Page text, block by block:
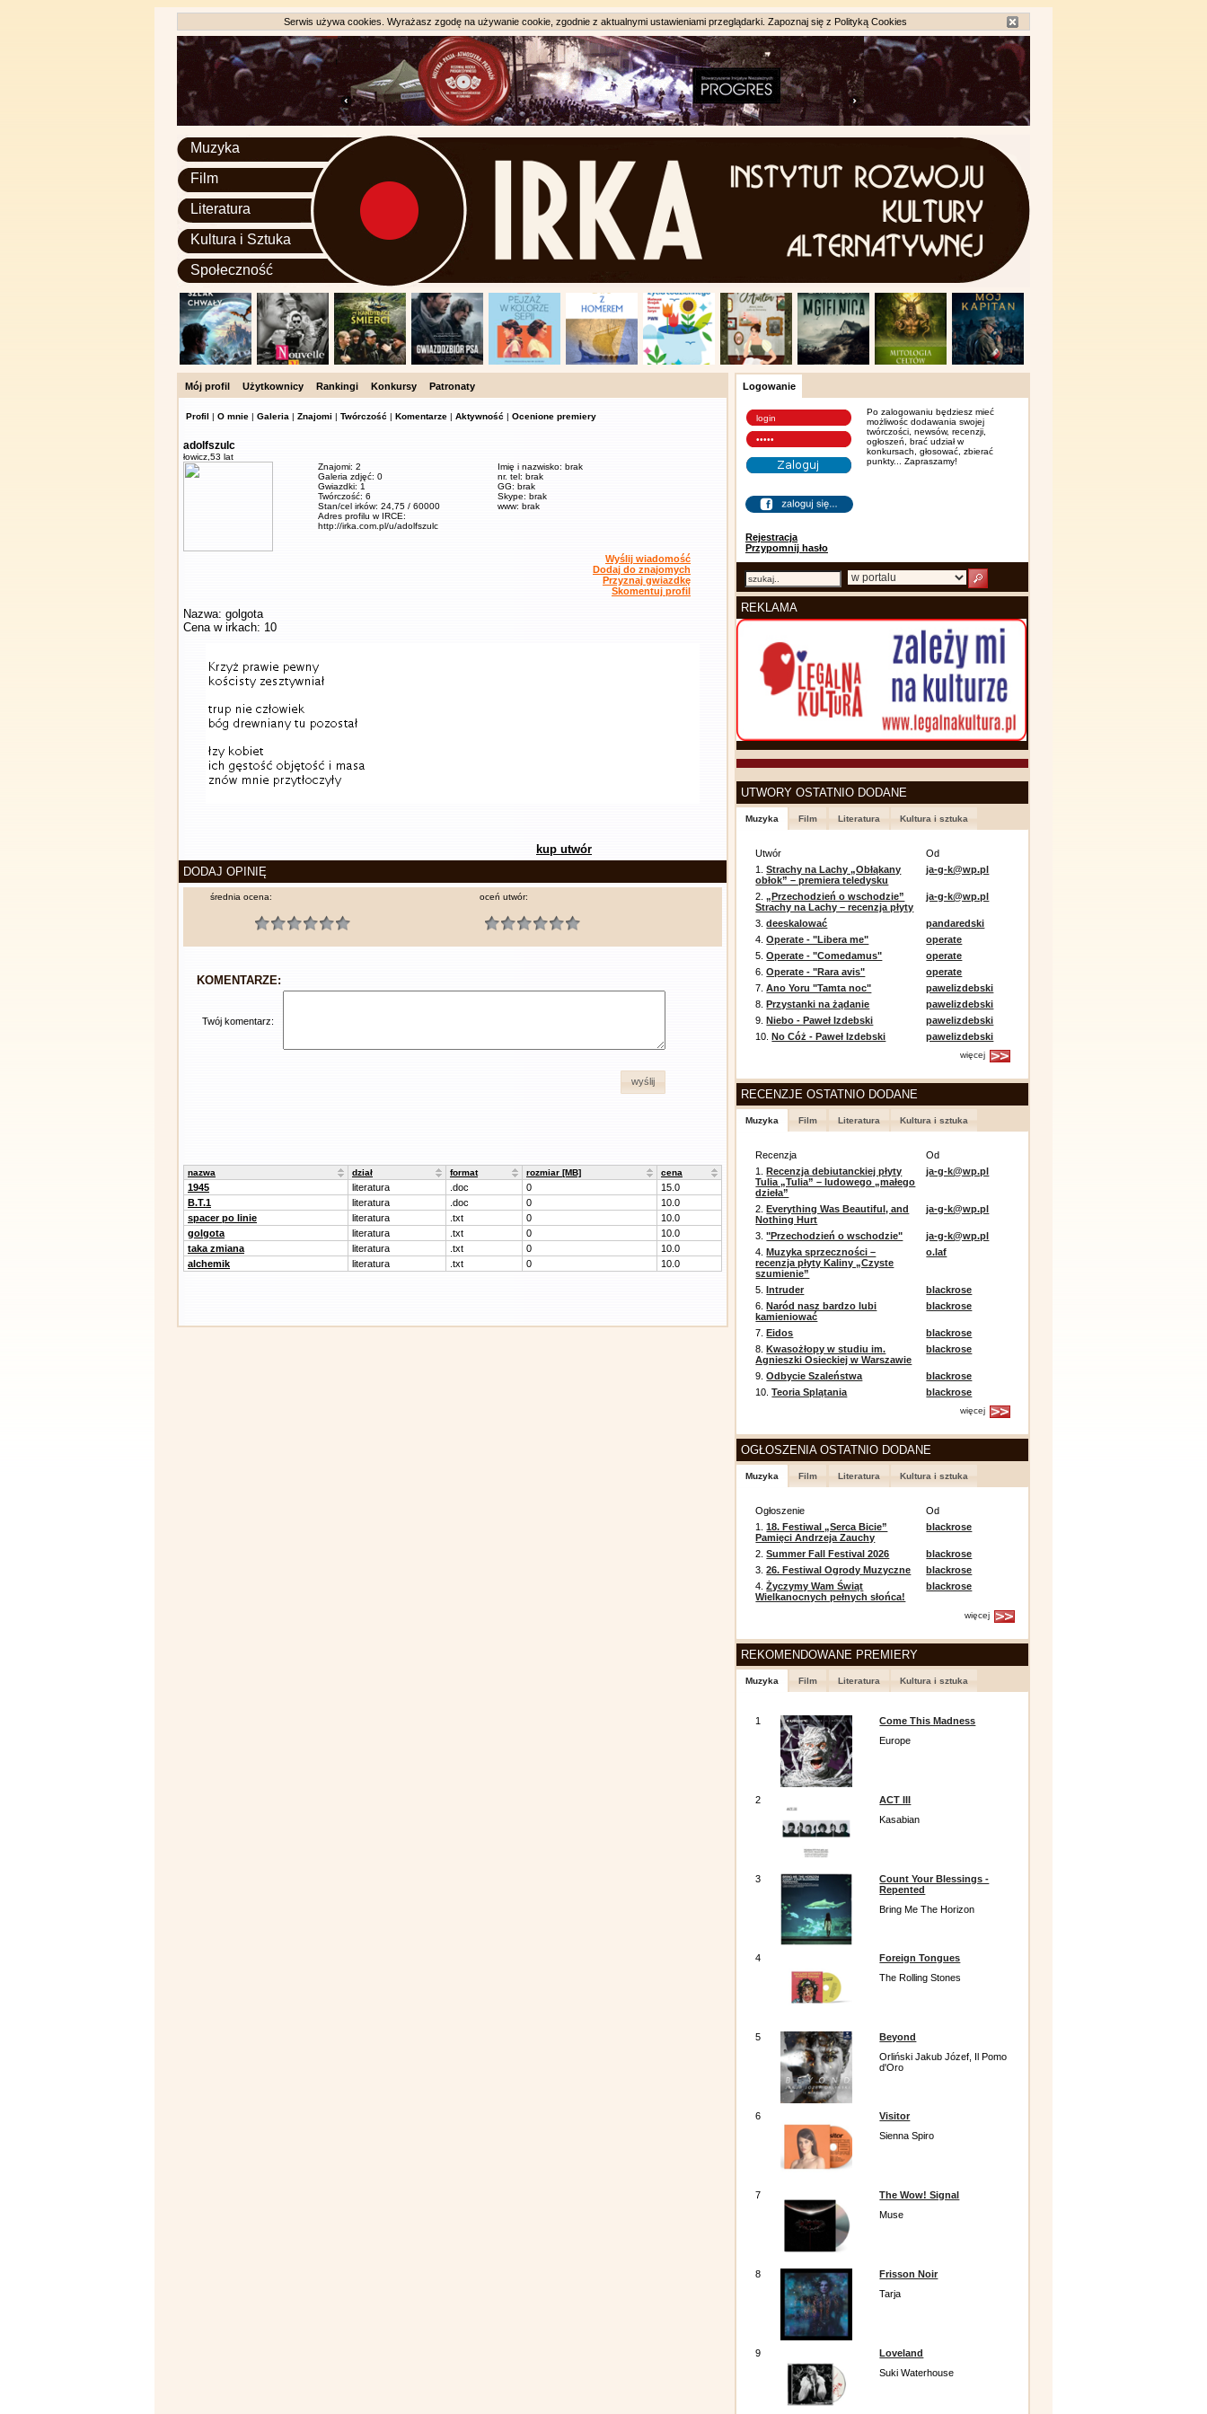
Serwis używa cookies. Wyrażasz zgodę na używanie cookie, zgodnie z aktualnymi ustawieniami przeglądarki. Zapoznaj się z Polityką Cookies
Muzyka
Film
Literatura
Kultura i Sztuka
Społeczność
Mój profil Użytkownicy Rankingi Konkursy Patronaty
Profil | O mnie | Galeria | Znajomi | Twórczość | Komentarze | Aktywność | Ocenione premiery
adolfszulc
łowicz, 53 lat
Znajomi: 2
Galeria zdjęć: 0
Gwiazdki: 1
Twórczość: 6
Stan/cel irków: 24,75 / 60000
Adres profilu w IRCE:
http://irka.com.pl/u/adolfszulc
Imię i nazwisko: brak
nr. tel: brak
GG: brak
Skype: brak
www: brak
Wyślij wiadomość
Dodaj do znajomych
Przyznaj gwiazdkę
Skomentuj profil
Nazwa: golgota
Cena w irkach: 10
kup utwór
DODAJ OPINIĘ
średnia ocena: oceń utwór:
KOMENTARZE:
Twój komentarz:
wyślij
nazwa dział format rozmiar [MB] cena
1945 literatura .doc 0
15.0
B.T.1
literatura .doc 0
10.0
spacer po linie
literatura .txt 0
10.0
golgota
literatura .txt 0
10.0
taka zmiana
literatura .txt 0
10.0
alchemik
literatura .txt 0 10.0
Logowanie
Rejestracja
Przypomnij hasło
Po zalogowaniu będziesz mieć
możliwośc dodawania swojej
twórczości, newsów, recenzji,
ogłoszeń, brać udział w
konkursach, głosować, zbierać
punkty... Zapraszamy!
REKLAMA
UTWORY OSTATNIO DODANE
Muzyka Film Literatura Kultura i sztuka
Utwór
Od
1.Strachy na Lachy „Obłąkany
obłok” – premiera teledysku
ja-g-k@wp.pl
2.„Przechodzień o wschodzie”
Strachy na Lachy – recenzja płyty
ja-g-k@wp.pl
3.deeskalować
pandaredski
4.Operate - "Libera me"
operate
5.Operate - "Comedamus"
operate
6.Operate - "Rara avis"
operate
7.Ano Yoru "Tamta noc"
pawelizdebski
8.Przystanki na żądanie
pawelizdebski
9.Niebo - Paweł Izdebski
pawelizdebski
10.No Cóż - Paweł Izdebski pawelizdebski
więcej
RECENZJE OSTATNIO DODANE
Muzyka Film Literatura Kultura i sztuka
Recenzja
Od
1.Recenzja debiutanckiej płyty
Tulia „Tulia” – ludowego „małego
dzieła”
ja-g-k@wp.pl
2.Everything Was Beautiful, and
Nothing Hurt
ja-g-k@wp.pl
3."Przechodzień o wschodzie"
ja-g-k@wp.pl
4.Muzyka sprzeczności –
recenzja płyty Kaliny „Czyste
szumienie”
o.laf
5.Intruder
blackrose
6.Naród nasz bardzo lubi
kamieniować
blackrose
7.Eidos
blackrose
8.Kwasożłopy w studiu im.
Agnieszki Osieckiej w Warszawie
blackrose
9.Odbycie Szaleństwa
blackrose
10.Teoria Splątania blackrose
więcej
OGŁOSZENIA OSTATNIO DODANE
Muzyka Film Literatura Kultura i sztuka
Ogłoszenie
Od
1.18. Festiwal „Serca Bicie”
Pamięci Andrzeja Zauchy
blackrose
2.Summer Fall Festival 2026
blackrose
3.26. Festiwal Ogrody Muzyczne
blackrose
4.Życzymy Wam Świąt
Wielkanocnych pełnych słońca!
blackrose
więcej
REKOMENDOWANE PREMIERY
Muzyka Film Literatura Kultura i sztuka
1
Come This Madness
Europe
2
ACT III
Kasabian
3
Count Your Blessings -
Repented
Bring Me The Horizon
4
Foreign Tongues
The Rolling Stones
5
Beyond
Orliński Jakub Józef, Il Pomo
d'Oro
6
Visitor
Sienna Spiro
7
The Wow! Signal
Muse
8
Frisson Noir
Tarja
9
Loveland
Suki Waterhouse